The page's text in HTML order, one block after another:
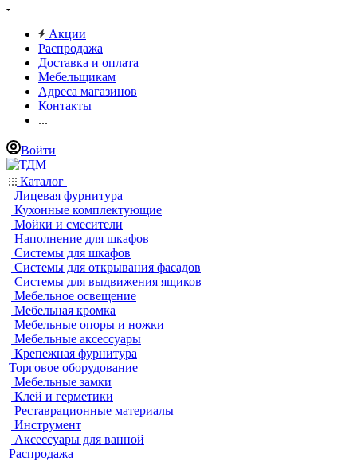
Акции
Распродажа
Доставка и оплата
Мебельщикам
Адреса магазинов
Контакты
...
Войти
Каталог
Лицевая фурнитура
Кухонные комплектующие
Мойки и смесители
Наполнение для шкафов
Системы для шкафов
Системы для открывания фасадов
Системы для выдвижения ящиков
Мебельное освещение
Мебельная кромка
Мебельные опоры и ножки
Мебельные аксессуары
Крепежная фурнитура
Торговое оборудование
Мебельные замки
Клей и герметики
Реставрационные материалы
Инструмент
Аксессуары для ванной
Распродажа